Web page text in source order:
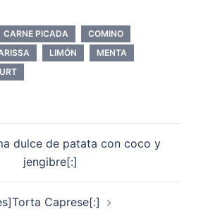
CARNE PICADA
COMINO
LIMÓN
MENTA
dulce de patata con coco y
jengibre[:]
Caprese[:]